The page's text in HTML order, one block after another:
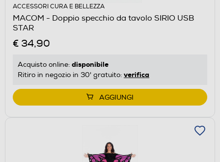
ACCESSORI CURA E BELLEZZA
MACOM - Doppio specchio da tavolo SIRIO USB
STAR
€ 34,90
Acquisto online: disponibile
Ritiro in negozio in 30' gratuito: verifica
AGGIUNGI